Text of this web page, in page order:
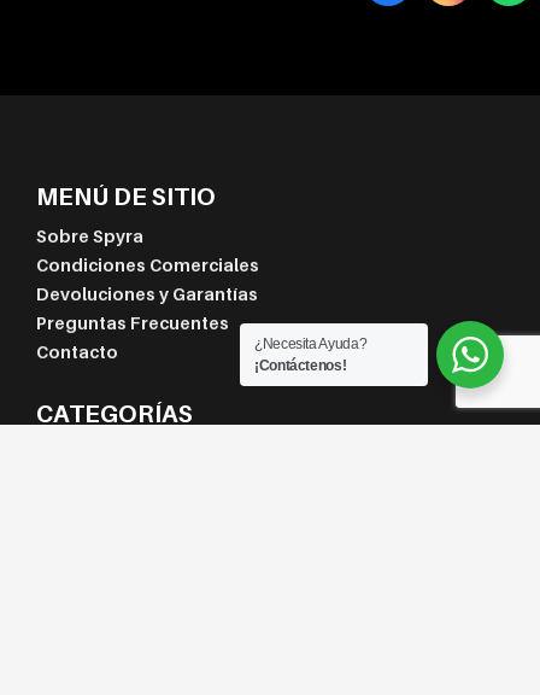
MENÚ DE SITIO
Sobre Spyra
Condiciones Comerciales
Devoluciones y Garantías
Preguntas Frecuentes
Contacto
CATEGORÍAS
¿Necesita Ayuda?
¡Contáctenos!